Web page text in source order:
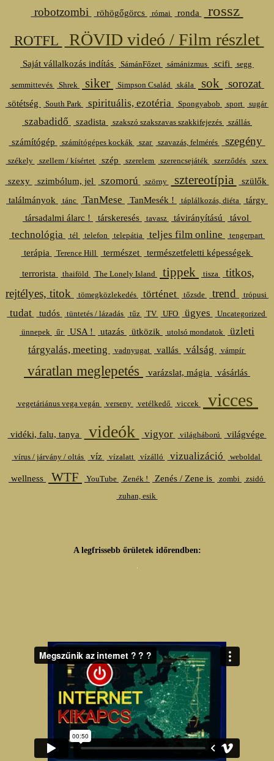
robotzombi röhögőgörcs római ronda rossz
ROTFL RÖVID videó / Film részlet
Saját vállalkozás indítás SámánFőzet sámánizmus scifi segg
semmittevés Shrek siker Simpson Család skála sok sorozat
sötétség South Park spirituális, ezotéria Spongyabob sport sugár
szabadidő szadista szakszó szakszavas szakkifejezés szállás
számítógép számítógépes kockák szar szavazás, felmérés szegény
székely szellem / kísértet szép szerelem szerencsejáték szerződés szex
szexy szimbólum, jel szomorú szörny sztereotípia
szülők
találmányok
tánc TanMese TanMesék ! táplálkozás, diéta
tárgy
társadalmi álarc !
társkeresés tavasz távirányítású távol
technológia tél telefon telepátia teljes film online tengerpart
terápia Terence Hill természet
természetfeletti képességek
terrorista
thaiföld The Lonely Island tippek tisza
titkos,
rejtélyes, titok
tömegközlekedés történet tőzsde trend trópusi
tudat tudós tüntetés / lázadás tűz TV UFO ügyes
Uncategorized
ünnepek
űr USA ! utazás ütközik utolsó mondatok
üzleti
tárgyalás, meeting
vadnyugat vallás válság vámpír
váratlan meglepetés varázslat, mágia vásárlás
vegetáriánus vega vegán verseny vetélkedő viccek vicces
vidéki, falu, tanya videók vigyor világháború világvége
vírus / járvány / oltás víz vízalatt vízálló vizualizáció weboldal
wellness WTF YouTube Zenék ! Zenés / Zene is zombi
zsidó
zuhan, esik
A legfrissebb őrületek időrendben: